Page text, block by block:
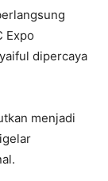
Expo
dipercaya
menjadi